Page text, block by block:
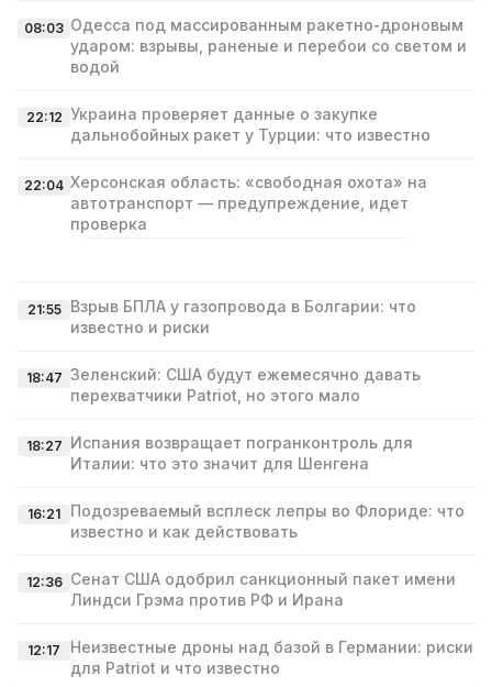
08:03 Одесса под массированным ракетно‑дроновым
ударом: взрывы, раненые и перебои со светом и
водой
22:12 Украина проверяет данные о закупке
дальнобойных ракет у Турции: что известно
22:04 Херсонская область: «свободная охота» на
автотранспорт — предупреждение, идет
проверка
21:55
Взрыв БПЛА у газопровода в Болгарии: что
известно и риски
18:47 Зеленский: США будут ежемесячно давать
перехватчики Patriot, но этого мало
18:27 Испания возвращает погранконтроль для
Италии: что это значит для Шенгена
16:21
Подозреваемый всплеск лепры во Флориде: что
известно и как действовать
12:36 Сенат США одобрил санкционный пакет имени
Линдси Грэма против РФ и Ирана
12:17
Неизвестные дроны над базой в Германии: риски
для Patriot и что известно